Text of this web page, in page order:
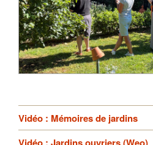
Vidéo : Mémoires de jardins